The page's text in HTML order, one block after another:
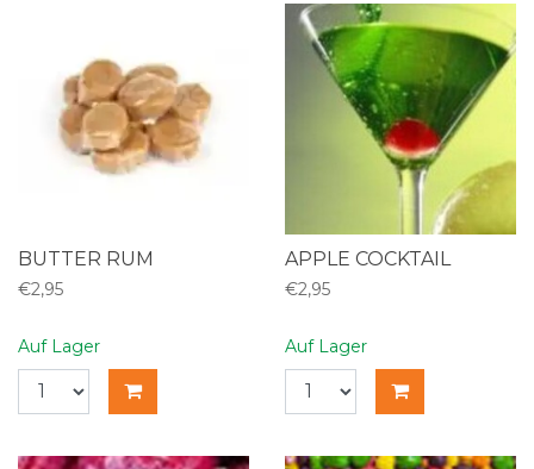
BUTTER RUM
€2,95
Auf Lager
APPLE COCKTAIL
€2,95
Auf Lager